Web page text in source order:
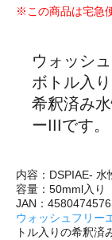
※この商品は宅急
ウォッシ
ボトル入り
希釈済み
ーIIIです。
内容：DSPIAE- 水
容量：50mml入り
JAN：
ウォッシュフリー
トル入りの希釈済